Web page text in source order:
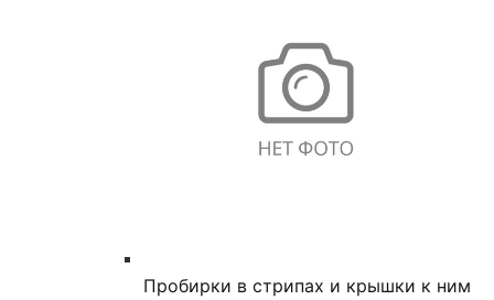
Пробирки в стрипах и крышки к ним